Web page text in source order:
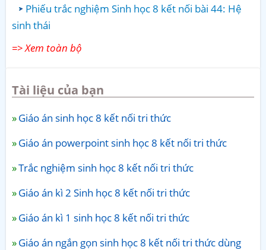
Phiếu trắc nghiệm Sinh học 8 kết nối bài 44: Hệ
sinh thái
=> Xem toàn bộ
Tài liệu của bạn
Giáo án sinh học 8 kết nối tri thức
Giáo án powerpoint sinh học 8 kết nối tri thức
Trắc nghiệm sinh học 8 kết nối tri thức
Giáo án kì 2 Sinh học 8 kết nối tri thức
Giáo án kì 1 sinh học 8 kết nối tri thức
Giáo án ngắn gọn sinh học 8 kết nối tri thức dùng